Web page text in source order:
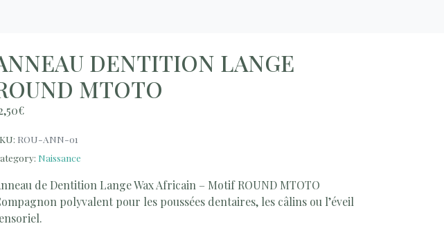
DENTITION LANGE
MTOTO
€
ROU-ANN-01
Naissance
de Dentition Lange Wax Africain – Motif ROUND MTOTO
polyvalent pour les poussées dentaires, les câlins ou l’éveil